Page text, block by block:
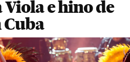
e hino de